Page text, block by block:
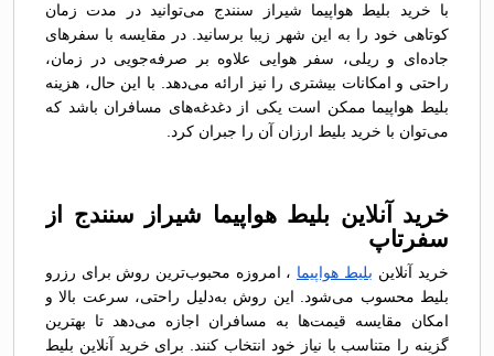
با خرید بلیط هواپیما شیراز سنندج می‌توانید در مدت زمان
کوتاهی خود را به این شهر زیبا برسانید. در مقایسه با سفرهای
جاده‌ای و ریلی، سفر هوایی علاوه بر صرفه‌جویی در زمان،
راحتی و امکانات بیشتری را نیز ارائه می‌دهد. با این حال، هزینه
بلیط هواپیما ممکن است یکی از دغدغه‌های مسافران باشد که
می‌توان با خرید بلیط ارزان آن را جبران کرد.
خرید آنلاین بلیط هواپیما شیراز سنندج از
سفرتاپ
خرید آنلاین بلیط هواپیما ، امروزه محبوب‌ترین روش برای رزرو
بلیط محسوب می‌شود. این روش به‌دلیل راحتی، سرعت بالا و
امکان مقایسه قیمت‌ها به مسافران اجازه می‌دهد تا بهترین
گزینه را متناسب با نیاز خود انتخاب کنند. برای خرید آنلاین بلیط